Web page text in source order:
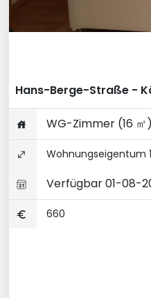
Hans-Berge-Straße -
WG-Zimmer (16
Wohnungseigentum
Verfügbar 01-08-
660